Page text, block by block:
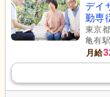
デイ
勤専
東京
亀有
月給